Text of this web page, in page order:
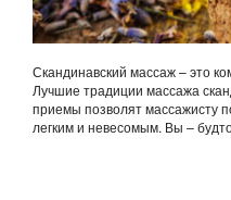
Скандинавский массаж – это
Лучшие традиции массажа
приемы позволят массажисту
легким и невесомым. Вы –